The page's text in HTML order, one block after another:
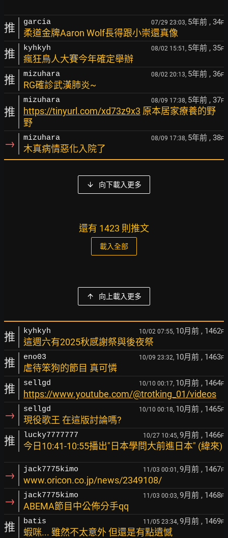
推 garcia 07/29 23:03, 5年前 , 34F
柔道金牌Aaron Wolf長得跟小崇還真像
推 kyhkyh 08/02 15:51, 5年前 , 35F
瘋狂鳥人大賽今年確定舉辦
推 mizuhara 08/02 20:13, 5年前 , 36F
RG確診武漢肺炎~
推
mizuhara 08/09 17:38, 5年前 , 37F
https://tinyurl.com/xd73z9x3 原本居家療養的野
野
→ mizuhara 08/09 17:38, 5年前 , 38F
木真病情惡化入院了
向下載入更多
還有 1423 則推文
載入全部
向上載入更多
推 kyhkyh 10/02 07:55, 10月前 , 1462F
這週六有2025秋感謝祭與後夜祭
推 eno03 10/09 23:32, 10月前 , 1463F
虐待笨狗的節目 真可憐
推 sellgd 10/10 00:17, 10月前 , 1464F
https://www.youtube.com/@trotking_01/videos
→ sellgd 10/10 00:18, 10月前 , 1465F
現役歌王 在這版討論嗎?
推 lucky7777777 10/27 10:45, 9月前 , 1466F
今日10:41-10:55播出"日本學問大前進日本" (緯來)
→ jack7775kimo 11/03 00:01, 9月前 , 1467F
www.oricon.co.jp/news/2349108/
→ jack7775kimo 11/03 00:03, 9月前 , 1468F
ABEMA節目中公佈分手qq
推 batis 11/05 23:34, 9月前 , 1469F
蝦咪... 雖然不太意外 但還是有點遺憾